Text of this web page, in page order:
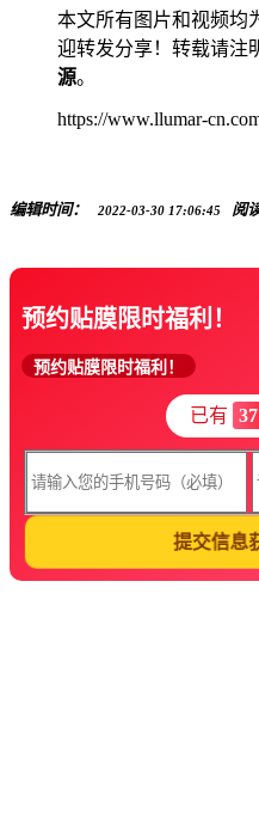
本文所有图片和视频均
迎转发分享！转载请注
源。
https://www.llumar-
编辑时间： 2022-03-30 17:06:45 阅
预约贴膜限时福利！
预约贴膜限时福利！
已有 37
提交信息